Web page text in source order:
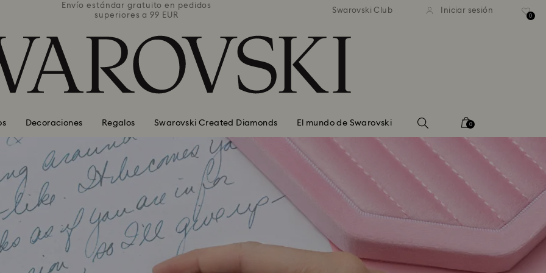
Envío estándar gratuito en pedidos
superiores a 99 EUR
Envío estándar gratuito en pedidos
superiores a 99 EUR
Envío estándar gratuito en
superiores a 99 EUR
Swarovski Club Iniciar sesión
0
Decoraciones Regalos Swarovski Created Diamonds El mundo de Swarovski 0